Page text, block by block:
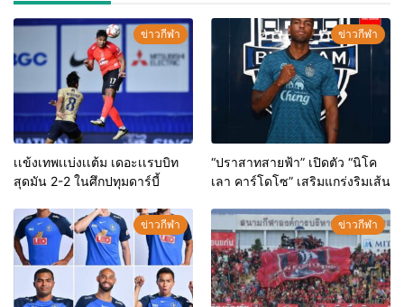
ข่าวกีฬา
เเข้งเทพเเบ่งเเต้ม เดอะเเรบบิท
สุดมัน 2-2 ในศึกปทุมดาร์บี้
ข่าวกีฬา
“ปราสาทสายฟ้า” เปิดตัว “นิโค
เลา คาร์โดโซ” เสริมแกร่งริมเส้น
ข่าวกีฬา ข่าวกีฬา